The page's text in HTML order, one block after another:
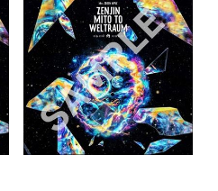
環球官方進口(預購至
1/22 12:00止)